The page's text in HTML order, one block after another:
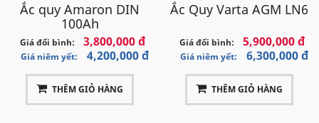
Ắc quy Amaron DIN
100Ah
Giá đổi bình: 3,800,000 đ
Giá niêm yết: 4,200,000 đ
THÊM GIỎ HÀNG
Ắc Quy Varta AGM LN6
Giá đổi bình: 5,900,000 đ
Giá niêm yết: 6,300,000 đ
THÊM GIỎ HÀNG